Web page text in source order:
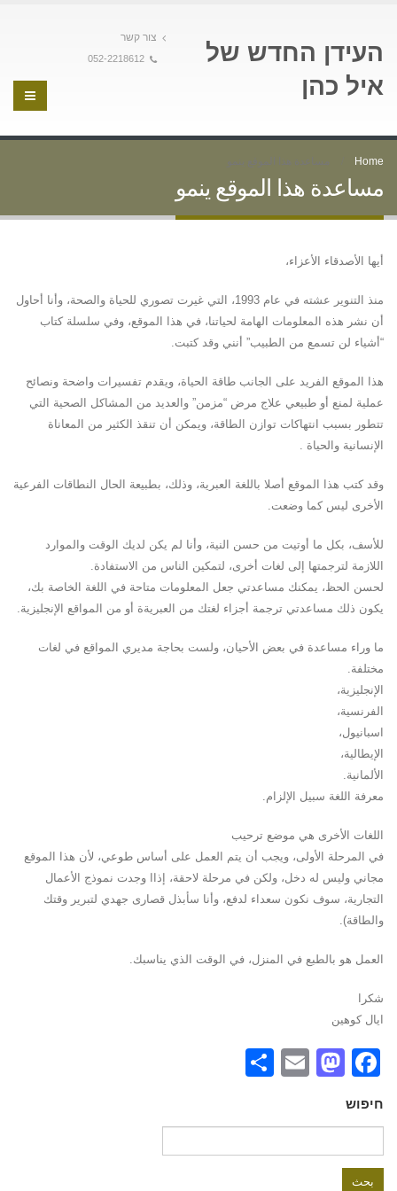
העידן החדש של
איל כהן
צור קשר
052-2218612
Home مساعدة هذا الموقع ينمو
مساعدة هذا الموقع ينمو
أيها الأصدقاء الأعزاء،
منذ التنوير عشته في عام 1993، التي غيرت تصوري للحياة والصحة، وأنا أحاول
أن نشر هذه المعلومات الهامة لحياتنا، في هذا الموقع، وفي سلسلة كتاب
“أشياء لن تسمع من الطبيب” أنني وقد كتبت.
هذا الموقع الفريد على الجانب طاقة الحياة، ويقدم تفسيرات واضحة ونصائح
عملية لمنع أو طبيعي علاج مرض “مزمن” والعديد من المشاكل الصحية التي
تتطور بسبب انتهاكات توازن الطاقة، ويمكن أن تنقذ الكثير من المعاناة
الإنسانية والحياة .
وقد كتب هذا الموقع أصلا باللغة العبرية، وذلك، بطبيعة الحال النطاقات الفرعية
الأخرى ليس كما وضعت.
للأسف، بكل ما أوتيت من حسن النية، وأنا لم يكن لديك الوقت والموارد
اللازمة لترجمتها إلى لغات أخرى، لتمكين الناس من الاستفادة.
لحسن الحظ، يمكنك مساعدتي جعل المعلومات متاحة في اللغة الخاصة بك،
يكون ذلك مساعدتي ترجمة أجزاء لغتك من العبريةة أو من المواقع الإنجليزية.
ما وراء مساعدة في بعض الأحيان، ولست بحاجة مديري المواقع في لغات
مختلفة.
الإنجليزية،
الفرنسية،
اسبانيول،
الإيطالية،
الألمانية.
معرفة اللغة سبيل الإلزام.
اللغات الأخرى هي موضع ترحيب
في المرحلة الأولى، ويجب أن يتم العمل على أساس طوعي، لأن هذا الموقع
مجاني وليس له دخل، ولكن في مرحلة لاحقة، إذاا وجدت نموذج الأعمال
التجارية، سوف نكون سعداء لدفع، وأنا سأبذل قصارى جهدي لتبرير وقتك
والطاقة).
العمل هو بالطبع في المنزل، في الوقت الذي يناسبك.
شكرا
ايال كوهين
Facebook
Mastodon
Email
חיפוש
عن: